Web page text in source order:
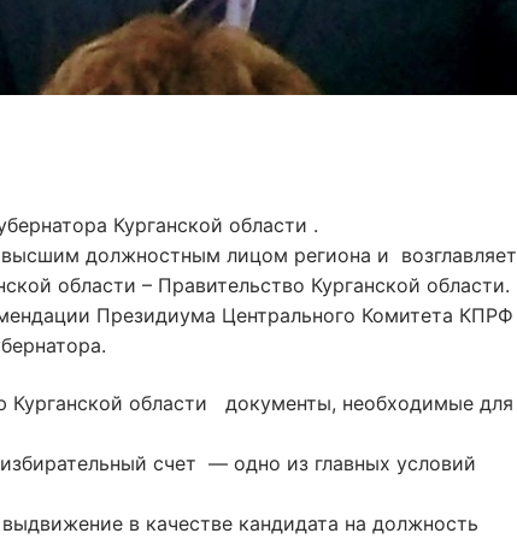
Курганской области .
должностным лицом региона и возглавляет
области – Правительство Курганской области.
Президиума Центрального Комитета КПРФ
области документы, необходимые для
счет — одно из главных условий
в качестве кандидата на должность